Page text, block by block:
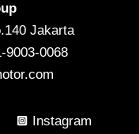
Jakarta
9003-0068
Instagram